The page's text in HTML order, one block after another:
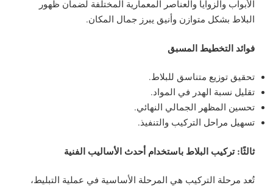
الأبواب والزوايا والعناصر المعمارية المختلفة لضمان ظهور
البلاط بشكل متوازن وأنيق يبرز جمال المكان.
فوائد التخطيط المسبق
تحقيق توزيع متناسق للبلاط.
تقليل نسبة الهدر في المواد.
تحسين المظهر الجمالي النهائي.
تسهيل مراحل التركيب والتنفيذ.
ثالثًا: تركيب البلاط باستخدام أحدث الأساليب الفنية
تُعد مرحلة التركيب هي المرحلة الأساسية في عملية التبليط،